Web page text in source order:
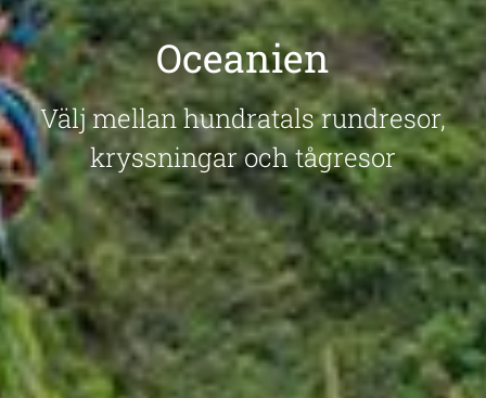
Oceanien
Välj mellan hundratals rundresor,
kryssningar och tågresor